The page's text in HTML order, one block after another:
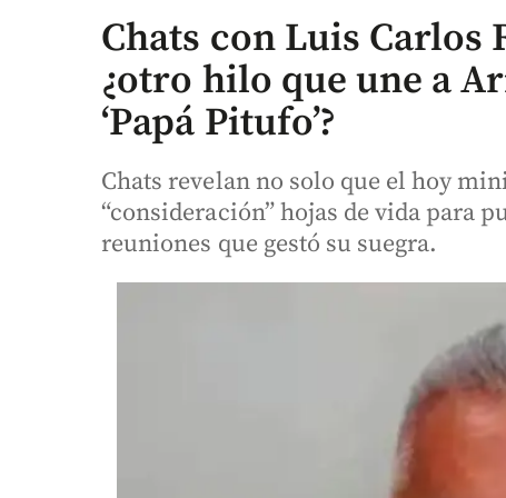
Chats con Luis Carlos
¿otro hilo que une a
‘Papá Pitufo’?
Chats revelan no solo que el hoy
“consideración” hojas de vida para
reuniones que gestó su suegra.